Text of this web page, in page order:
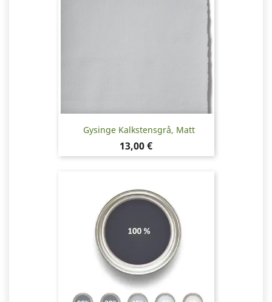
Gysinge Kalkstensgrå, Matt
Pris
13,00 €